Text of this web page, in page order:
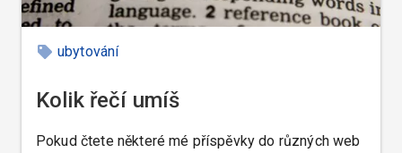
ubytování
Kolik řečí umíš
Pokud čtete některé mé příspěvky do různých web